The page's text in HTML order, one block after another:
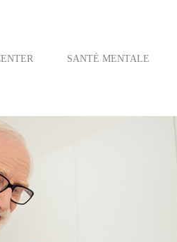
SANTÉ MENTALE